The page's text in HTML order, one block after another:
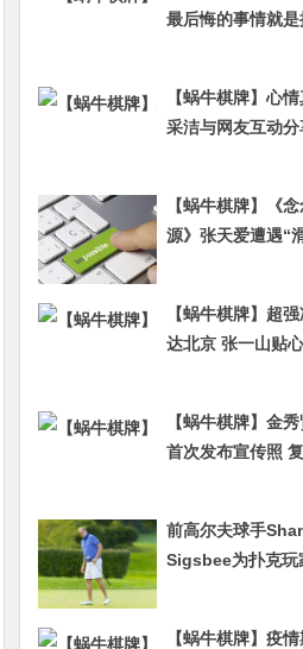
最后悔的事情就
【蜗牛棋牌】心
采洁与网友互动
【蜗牛棋牌】《
源》张天爱遭遇“
【蜗牛棋牌】超
达北京 张一山贴
【蜗牛棋牌】金
首次发布宣传照
前高尔夫球手
Sigsbee为扑克玩
【蜗牛棋牌】疫